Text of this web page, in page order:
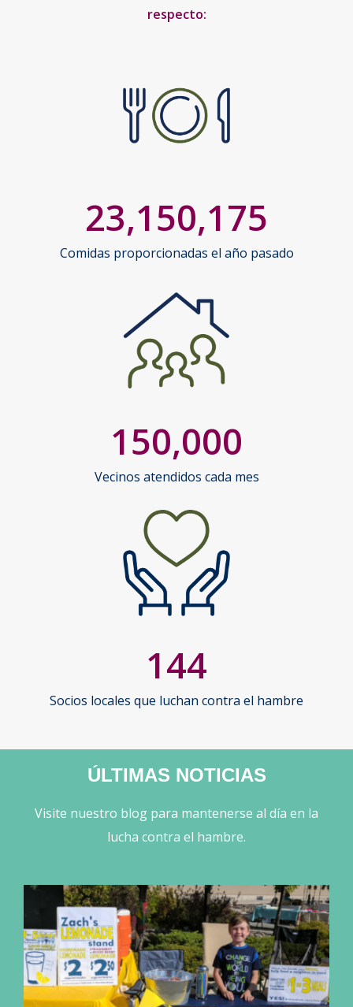
respecto:
23,150,175
Comidas proporcionadas el año pasado
150,000
Vecinos atendidos cada mes
144
Socios locales que luchan contra el hambre
ÚLTIMAS NOTICIAS
Visite nuestro blog para mantenerse al día en la
lucha contra el hambre.